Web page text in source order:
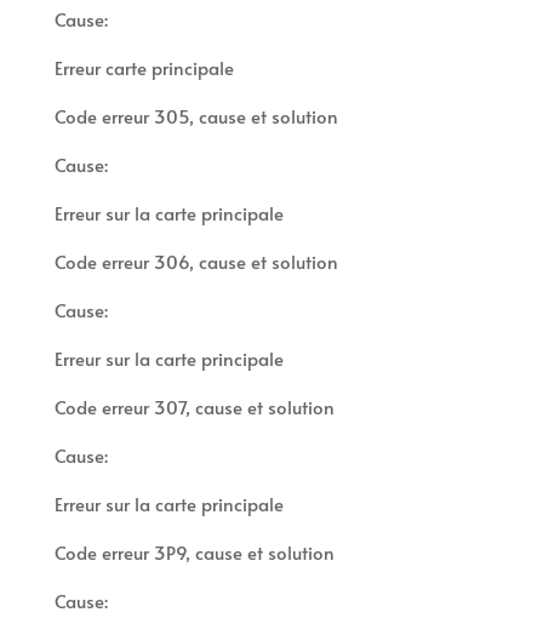
Cause:
Erreur carte principale
Code erreur 305, cause et solution
Cause:
Erreur sur la carte principale
Code erreur 306, cause et solution
Cause:
Erreur sur la carte principale
Code erreur 307, cause et solution
Cause:
Erreur sur la carte principale
Code erreur 3P9, cause et solution
Cause: